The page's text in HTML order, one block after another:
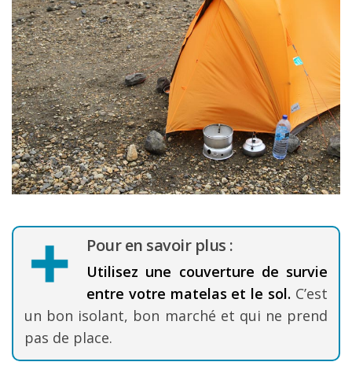
Pour en savoir plus :
Utilisez une couverture de survie
entre votre matelas et le sol. C’est
un bon isolant, bon marché et qui ne prend
pas de place.